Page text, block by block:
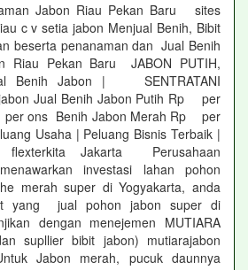
Jabon Riau Pekan Baru sites
c v setia jabon Menjual Benih, Bibit
beserta penanaman dan Jual Benih
Riau Pekan Baru JABON PUTIH,
Benih Jabon | SENTRATANI
Jual Benih Jabon Putih Rp per
ons Benih Jabon Merah Rp per
Usaha | Peluang Bisnis Terbaik |
Jakarta Perusahaan
investasi lahan pohon
merah super di Yogyakarta, anda
yang jual pohon jabon super di
dengan menejemen MUTIARA
supllier bibit jabon) mutiarajabon
Jabon merah, pucuk daunnya